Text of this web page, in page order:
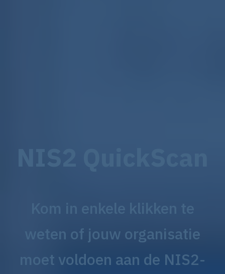
Kom in enkele klikken te
weten of jouw organisatie
moet voldoen aan de NIS2-